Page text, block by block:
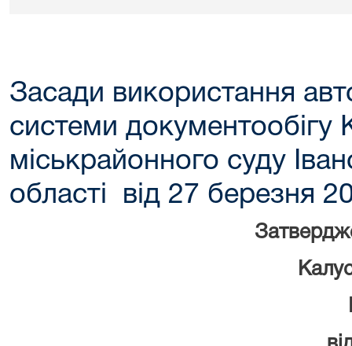
Засади використання
системи документообігу
міськрайонного суду
області від 27
З